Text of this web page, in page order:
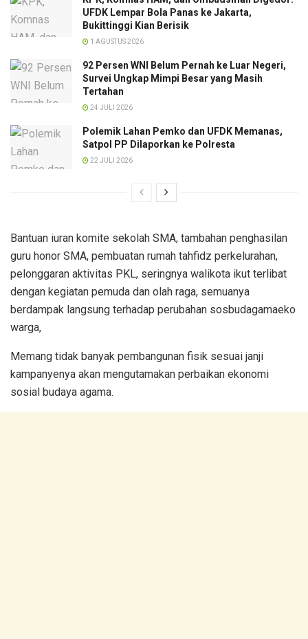
UFDK Lempar Bola Panas ke Jakarta,
Bukittinggi Kian Berisik
1 AGUSTUS 2026
92 Persen WNI Belum Pernah ke Luar Negeri,
Survei Ungkap Mimpi Besar yang Masih
Tertahan
24 JULI 2026
Polemik Lahan Pemko dan UFDK Memanas,
Satpol PP Dilaporkan ke Polresta
22 JULI 2026
Bantuan iuran komite sekolah SMA, tambahan penghasilan
guru honor SMA, pembuatan rumah tahfidz perkelurahan,
pelonggaran aktivitas PKL, seringnya walikota ikut terlibat
dengan kegiatan pemuda dan olah raga, semuanya
berdampak langsung terhadap perubahan sosbudagamaeko
warga,
Memang tidak banyak pembangunan fisik sesuai janji
kampanyenya akan mengutamakan perbaikan ekonomi
sosial budaya agama.